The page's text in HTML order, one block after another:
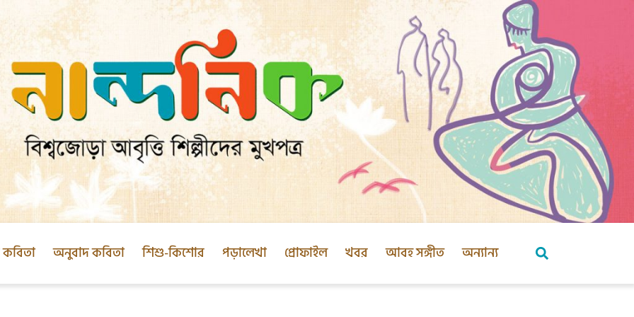
কবিতা অনুবাদ কবিতা শিশু-কিশোর পড়ালেখা প্রোফাইল খবর আবহ সঙ্গীত অন্যান্য